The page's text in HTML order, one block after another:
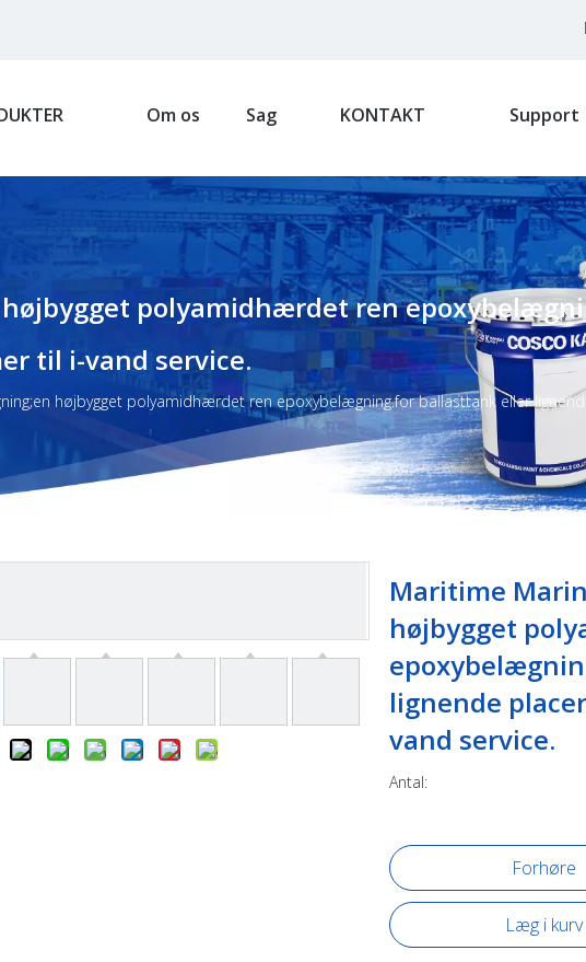
Om os Sag KONTAKT Support
polyamidhærdet ren
til i-vand service.
højbygget polyamidhærdet ren epoxybelægning.for ballasttank eller
Maritime
højbygget
lignende
vand service.
Antal:
Forhøre
Læg i kurv